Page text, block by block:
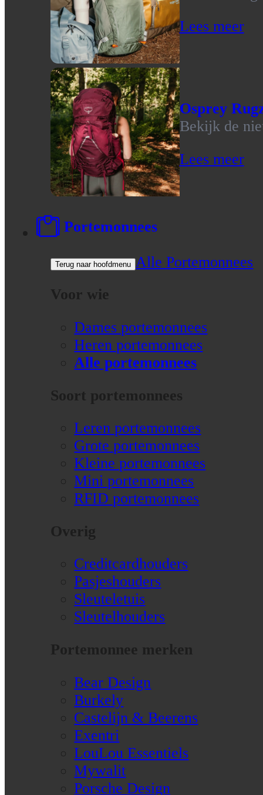
Lees meer
Osprey
Bekijk de
Lees meer
Portemonnees
Terug naar hoofdmenu Alle Portemonnees
Voor wie
Dames portemonnees
Heren portemonnees
Alle portemonnees
Soort portemonnees
Leren portemonnees
Grote portemonnees
Kleine portemonnees
Mini portemonnees
RFID portemonnees
Overig
Creditcardhouders
Pasjeshouders
Sleuteletuis
Sleutelhouders
Portemonnee merken
Bear Design
Burkely
Castelijn & Beerens
Exentri
LouLou Essentiels
Mywalit
Porsche Design